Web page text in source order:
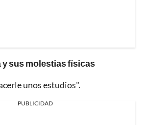
y sus molestias físicas
unos estudios".
PUBLICIDAD